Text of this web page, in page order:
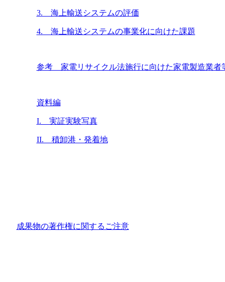
3. 海上輸送システムの評価
4. 海上輸送システムの事業化に向けた課題
参考 家電リサイクル法施行に向けた家電製造業者
資料編
I. 実証実験写真
II. 積卸港・発着地
成果物の著作権に関するご注意